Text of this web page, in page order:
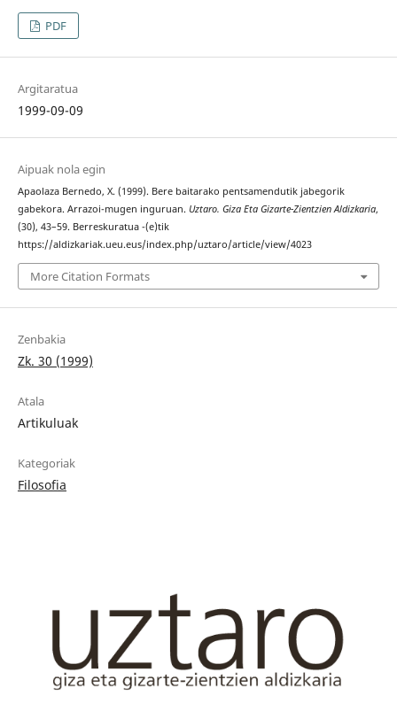
PDF
Argitaratua
1999-09-09
Aipuak nola egin
Apaolaza Bernedo, X. (1999). Bere baitarako pentsamendutik jabegorik
gabekora. Arrazoi-mugen inguruan. Uztaro. Giza Eta Gizarte-Zientzien Aldizkaria,
(30), 43–59. Berreskuratua -(e)tik
https://aldizkariak.ueu.eus/index.php/uztaro/article/view/4023
More Citation Formats
Zenbakia
Zk. 30 (1999)
Atala
Artikuluak
Kategoriak
Filosofia